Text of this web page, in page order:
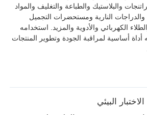
والبلاستيك والطباعة والتغليف والمواد
والدراجات النارية ومستحضرات التجميل
الكهربائي والأدوية والمزيد. استخدامه
أداة أساسية لمراقبة الجودة وتطوير المنتجات
البيئي